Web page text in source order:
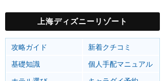
上海ディズニーリゾート
攻略ガイド
新着クチコミ
基礎知識
個人手配マニュアル